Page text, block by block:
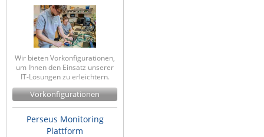
Wir bieten Vorkonfigurationen,
um Ihnen den Einsatz unserer
IT-Lösungen zu erleichtern.
Vorkonfigurationen
Perseus Monitoring
Plattform